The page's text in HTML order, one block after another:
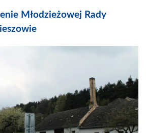
Młodzieżowej Rady